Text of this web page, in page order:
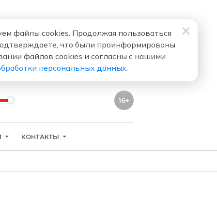
16+
КОНТАКТЫ
файлы cookies. Продолжая пользоваться
что были проинформированы
файлов cookies и согласны с нашими
персональных данных.